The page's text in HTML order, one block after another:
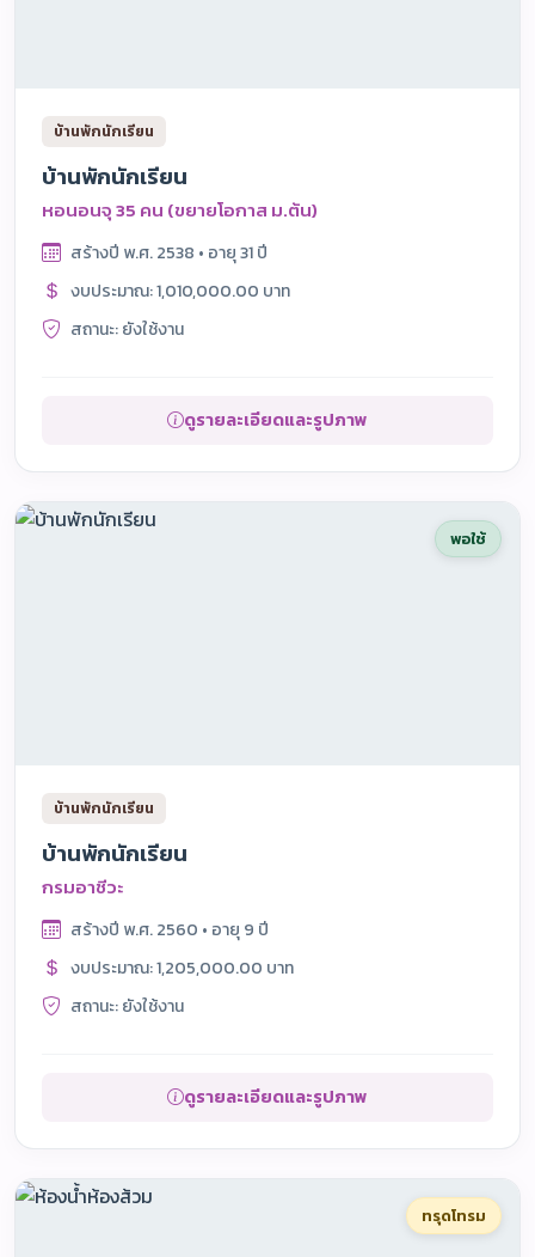
บ้านพักนักเรียน
บ้านพักนักเรียน
หอนอนจุ 35 คน (ขยายโอกาส ม.ต้น)
สร้างปี พ.ศ. 2538 • อายุ 31 ปี
งบประมาณ: 1,010,000.00 บาท
สถานะ: ยังใช้งาน
ดูรายละเอียดและรูปภาพ
พอใช้
บ้านพักนักเรียน
บ้านพักนักเรียน
กรมอาชีวะ
สร้างปี พ.ศ. 2560 • อายุ 9 ปี
งบประมาณ: 1,205,000.00 บาท
สถานะ: ยังใช้งาน
ดูรายละเอียดและรูปภาพ
ทรุดโทรม